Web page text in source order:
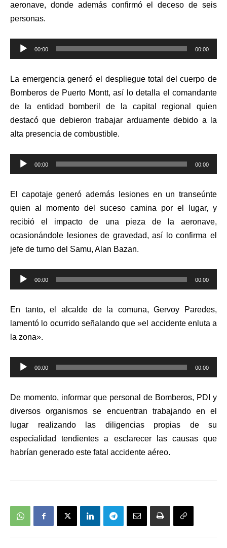
aeronave, donde además confirmó el deceso de seis
personas.
Reproductor
de
00:00 00:00
La emergencia generó el despliegue total del cuerpo de
Bomberos de Puerto Montt, así lo detalla el comandante
de la entidad bomberil de la capital regional quien
destacó que debieron trabajar arduamente debido a la
alta presencia de combustible.
Reproductor
de
00:00 00:00
El capotaje generó además lesiones en un transeúnte
quien al momento del suceso camina por el lugar, y
recibió el impacto de una pieza de la aeronave,
ocasionándole lesiones de gravedad, así lo confirma el
jefe de turno del Samu, Alan Bazan.
Reproductor
de
00:00 00:00
En tanto, el alcalde de la comuna, Gervoy Paredes,
lamentó lo ocurrido señalando que »el accidente enluta a
la zona».
Reproductor
de
00:00 00:00
De momento, informar que personal de Bomberos, PDI y
diversos organismos se encuentran trabajando en el
lugar realizando las diligencias propias de su
especialidad tendientes a esclarecer las causas que
habrían generado este fatal accidente aéreo.